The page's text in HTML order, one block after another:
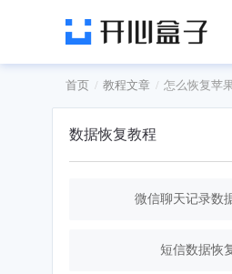
首页 教程文章 怎么恢复苹
数据恢复教程
微信聊天记录数
短信数据恢